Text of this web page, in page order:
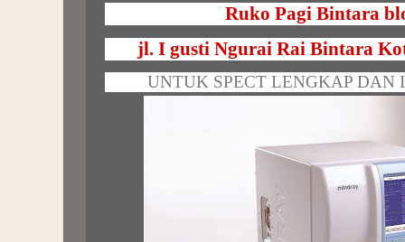
Ruko Pagi Bintara
jl. I gusti Ngurai Rai Bintara
UNTUK SPECT LENGKAP DAN